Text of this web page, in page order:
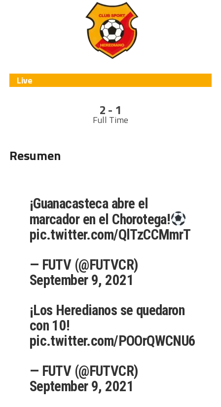
Live
2 - 1
Full Time
Resumen
¡Guanacasteca abre el
marcador en el Chorotega!
pic.twitter.com/QlTzCCMmrT
— FUTV (@FUTVCR)
September 9, 2021
¡Los Heredianos se quedaron
con 10!
pic.twitter.com/POOrQWCNU6
— FUTV (@FUTVCR)
September 9, 2021